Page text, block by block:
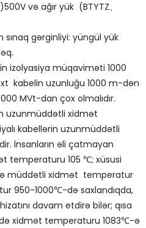
və ağır yük (BTYTZ、
sınaq gərginliyi: yüngül yük
izolyasiya müqaviməti 1000
kabelin uzunluğu 1000 m-dən
MVt-dan çox olmalıdır.
uzunmüddətli xidmət
kabellərin uzunmüddətli
İnsanların əli çatmayan
temperaturu 105 ℃; xüsusi
müddətli xidmət temperatur
950-1000℃-də saxlandıqda,
davam etdirə bilər; qısa
xidmət temperaturu 1083℃-ə